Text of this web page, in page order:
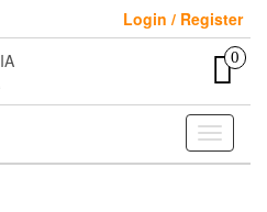
Login / Register
0
Toggle